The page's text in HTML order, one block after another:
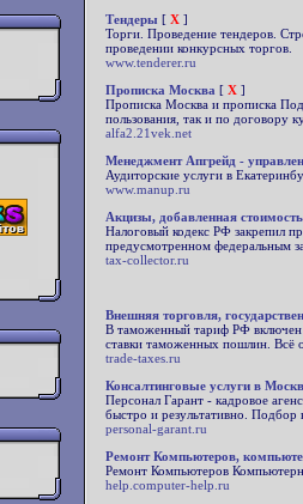
Тендеры [ X ]
Торги. Проведение тендеров.
проведении конкурсных торгов.
www.tenderer.ru
Прописка Москва [ X ]
Прописка Москва и прописка
пользования, так и по договору
alfa2.21vek.net
Менеджмент Апгрейд -
Аудиторские услуги в
www.manup.ru
Акцизы, добавленная
Налоговый кодекс РФ закрепил
предусмотренном федеральным
tax-collector.ru
Внешняя торговля,
В таможенный тариф РФ включен
ставки таможенных пошлин. Всё
trade-taxes.ru
Консалтинговые услуги в
Персонал Гарант - кадровое
быстро и результативно. Подбор
personal-garant.ru
Ремонт Компьютеров,
Ремонт Компьютеров
help.computer-help.ru